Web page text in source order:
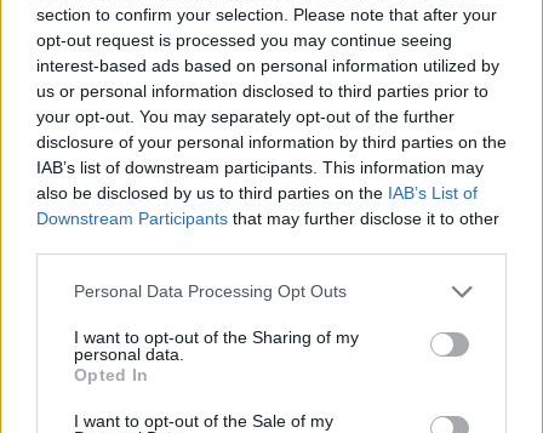
section to confirm your selection. Please note that after your
opt-out request is processed you may continue seeing
interest-based ads based on personal information utilized by
us or personal information disclosed to third parties prior to
your opt-out. You may separately opt-out of the further
disclosure of your personal information by third parties on the
IAB’s list of downstream participants. This information may
also be disclosed by us to third parties on the IAB’s List of
Downstream Participants that may further disclose it to other
Personal Data Processing Opt Outs
I want to opt-out of the Sharing of my
personal data.
Opted In
I want to opt-out of the Sale of my
sajtótájékoztatója alatt nagy csapkodás zajlott a
devizapiacon, a forint árfolyama percek alatt
egységeket mozdult.
2026. június 17. 21:54 Megosztás Nyilatkoztak a profik:
meglepte a Fed a piacokat A JPMorgan Asset
Management vezető befektetési igazgatója szerint a Fed új
elnökének első kamatdöntő ülése egyértelmű üzenetet
KEDVES OLVASÓNK!
A keresett cikk a portfolio.hu hírarchívumához